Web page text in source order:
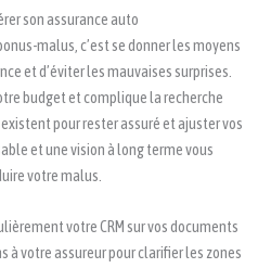
son assurance auto
malus, c’est se donner les moyens
et d’éviter les mauvaises surprises.
budget et complique la recherche
pour rester assuré et ajuster vos
et une vision à long terme vous
votre malus.
votre CRM sur vos documents
à votre assureur pour clarifier les zones